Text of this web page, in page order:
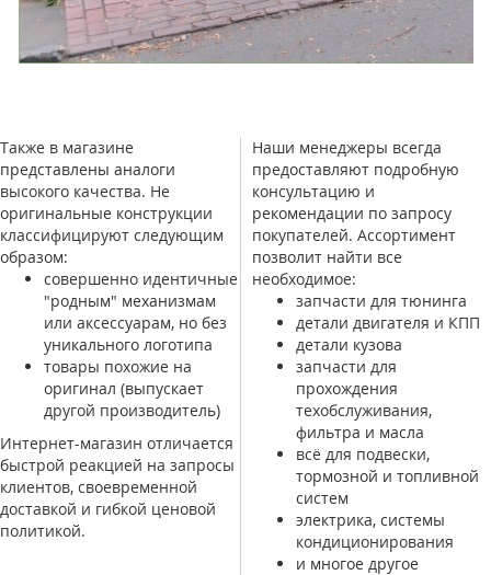
Также в магазине
представлены аналоги
высокого качества. Не
оригинальные конструкции
классифицируют следующим
образом:
совершенно идентичные
"родным" механизмам
или аксессуарам, но без
уникального логотипа
товары похожие на
оригинал (выпускает
другой производитель)
Интернет-магазин отличается
быстрой реакцией на запросы
клиентов, своевременной
доставкой и гибкой ценовой
политикой.
Наши менеджеры всегда
предоставляют подробную
консультацию и
рекомендации по запросу
покупателей. Ассортимент
позволит найти все
необходимое:
запчасти для тюнинга
детали двигателя и КПП
детали кузова
запчасти для
прохождения
техобслуживания,
фильтра и масла
всё для подвески,
тормозной и топливной
систем
электрика, системы
кондиционирования
и многое другое